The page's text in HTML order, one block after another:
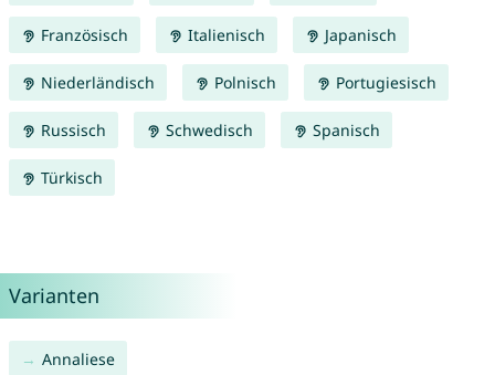
Französisch Italienisch Japanisch
Niederländisch Polnisch Portugiesisch
Russisch Schwedisch Spanisch
Türkisch
Varianten
Annaliese